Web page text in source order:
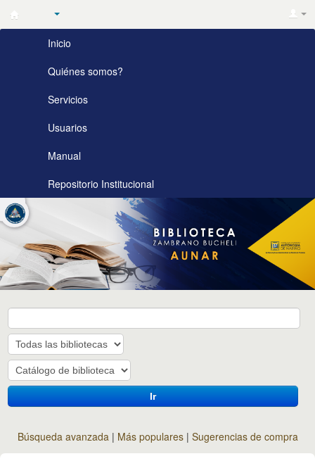
Biblioteca
Zambrano
Bucheli
AUNAR
Inicio
Quiénes somos?
Servicios
Usuarios
Manual
Repositorio Institucional
Ir
Búsqueda avanzada Más populares Sugerencias de compra